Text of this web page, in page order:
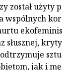
został użyty
wspólnych
słusznej,
jak i